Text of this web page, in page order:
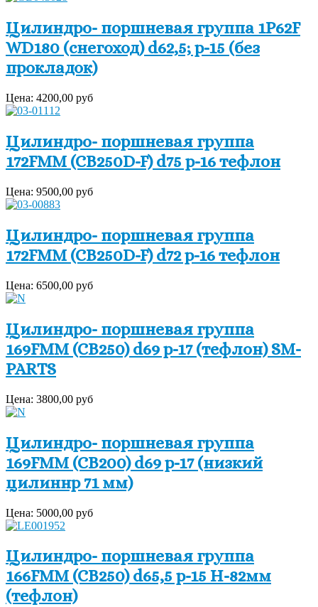
Цилиндро- поршневая группа 1P62F
WD180 (снегоход) d62,5; p-15 (без
прокладок)
Цена: 4200,00 руб
Цилиндро- поршневая группа
172FMM (CB250D-F) d75 p-16 тефлон
Цена: 9500,00 руб
Цилиндро- поршневая группа
172FMM (CB250D-F) d72 p-16 тефлон
Цена: 6500,00 руб
Цилиндро- поршневая группа
169FMM (CB250) d69 p-17 (тефлон) SM-
PARTS
Цена: 3800,00 руб
Цилиндро- поршневая группа
169FMM (CB200) d69 p-17 (низкий
цилиннр 71 мм)
Цена: 5000,00 руб
Цилиндро- поршневая группа
166FMM (CB250) d65,5 p-15 H-82мм
(тефлон)